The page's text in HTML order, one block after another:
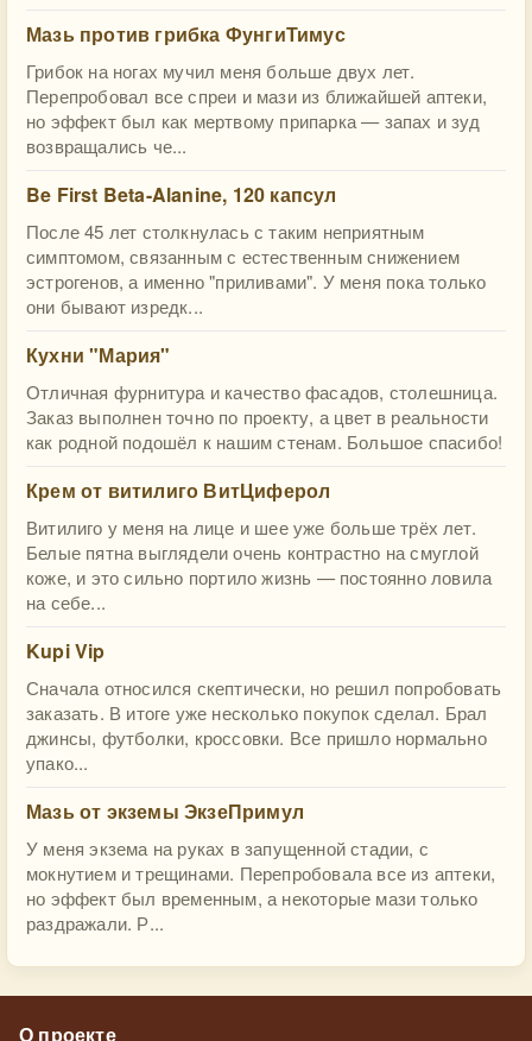
Мазь против грибка ФунгиТимус
Грибок на ногах мучил меня больше двух лет.
Перепробовал все спреи и мази из ближайшей аптеки,
но эффект был как мертвому припарка — запах и зуд
возвращались че...
Be First Beta-Alanine, 120 капсул
После 45 лет столкнулась с таким неприятным
симптомом, связанным с естественным снижением
эстрогенов, а именно "приливами". У меня пока только
они бывают изредк...
Кухни "Мария"
Отличная фурнитура и качество фасадов, столешница.
Заказ выполнен точно по проекту, а цвет в реальности
как родной подошёл к нашим стенам. Большое спасибо!
Крем от витилиго ВитЦиферол
Витилиго у меня на лице и шее уже больше трёх лет.
Белые пятна выглядели очень контрастно на смуглой
коже, и это сильно портило жизнь — постоянно ловила
на себе...
Kupi Vip
Сначала относился скептически, но решил попробовать
заказать. В итоге уже несколько покупок сделал. Брал
джинсы, футболки, кроссовки. Все пришло нормально
упако...
Мазь от экземы ЭкзеПримул
У меня экзема на руках в запущенной стадии, с
мокнутием и трещинами. Перепробовала все из аптеки,
но эффект был временным, а некоторые мази только
раздражали. Р...
О проекте